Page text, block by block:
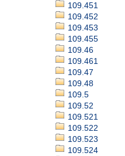
109.451
109.452
109.453
109.455
109.46
109.461
109.47
109.48
109.5
109.52
109.521
109.522
109.523
109.524